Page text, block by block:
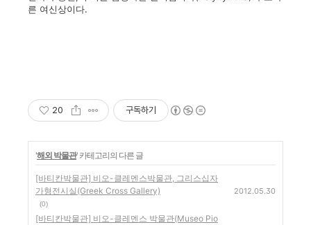
른 여신상이다.
20 구독하기
'해외 박물관' 카테고리의 다른 글
[바티칸박물관] 비오-클레멘스박물관, 그리스십자
가형전시실(Greek Cross Gallery)
(0)
2012.05.30
[바티칸박물관] 비오-클레멘스 박물관(Museo Pio